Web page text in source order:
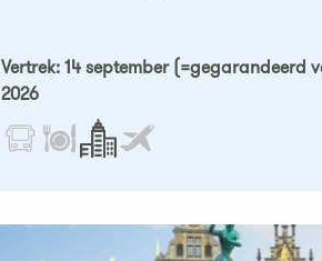
Vertrek: 14 september (=gegarandeerd
2026